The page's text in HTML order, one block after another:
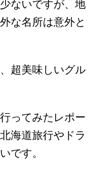
ないですが、地
な名所は意外と
超美味しいグル
ってみたレポー
海道旅行やドラ
です。